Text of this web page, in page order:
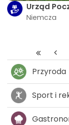
Urząd
Niemcza
Przyroda
Sport i